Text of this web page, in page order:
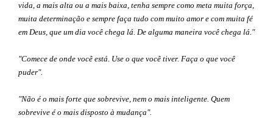
vida, a mais alta ou a mais baixa, tenha sempre como meta muita força,
muita determinação e sempre faça tudo com muito amor e com muita fé
em Deus, que um dia você chega lá. De alguma maneira você chega lá."
"Comece de onde você está. Use o que você tiver. Faça o que você
puder".
"Não é o mais forte que sobrevive, nem o mais inteligente. Quem
sobrevive é o mais disposto à mudança".